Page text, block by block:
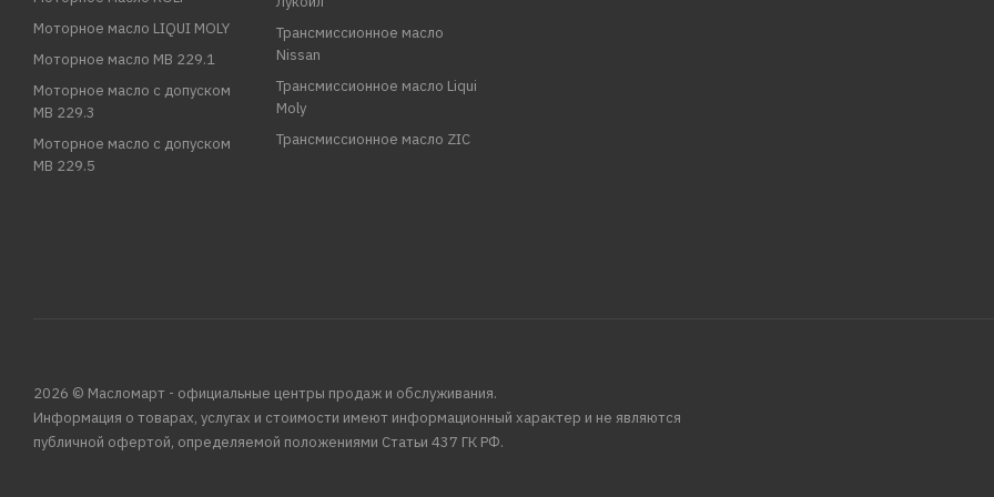
Моторное масло LIQUI MOLY
Моторное масло MB 229.1
Моторное масло с допуском
MB 229.3
Моторное масло с допуском
MB 229.5
Трансмиссионное масло
Nissan
Трансмиссионное масло Liqui
Moly
Трансмиссионное масло ZIC
2026 © Масломарт - официальные центры продаж и обслуживания.
Информация о товарах, услугах и стоимости имеют информационный характер и не являются
публичной офертой, определяемой положениями Статьи 437 ГК РФ.